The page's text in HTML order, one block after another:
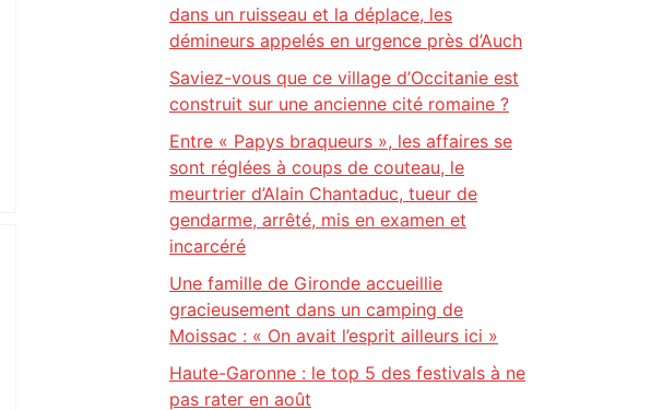
dans un ruisseau et la déplace, les
démineurs appelés en urgence près d’Auch
Saviez-vous que ce village d’Occitanie est
construit sur une ancienne cité romaine ?
Entre « Papys braqueurs », les affaires se
sont réglées à coups de couteau, le
meurtrier d’Alain Chantaduc, tueur de
gendarme, arrêté, mis en examen et
incarcéré
Une famille de Gironde accueillie
gracieusement dans un camping de
Moissac : « On avait l’esprit ailleurs ici »
Haute-Garonne : le top 5 des festivals à ne
pas rater en août